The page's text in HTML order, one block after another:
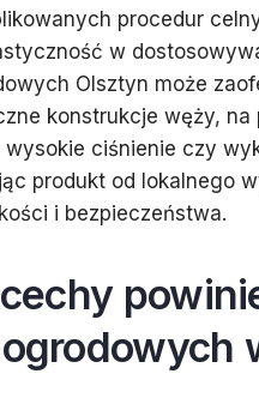
procedur
w
Olsztyn może
konstrukcje węży, na
wysokie ciśnienie czy
produkt od lokalnego
i bezpieczeństwa.